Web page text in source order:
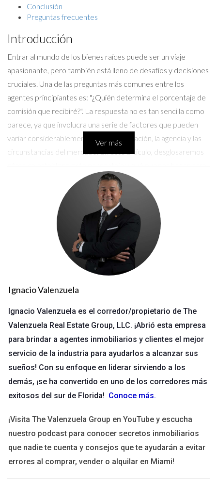
Conclusión
Preguntas frecuentes
Introducción
Entrar al mundo de los bienes raíces puede ser un viaje
apasionante, pero también está lleno de desafíos y decisiones
cruciales. Una de las preguntas más comunes entre los
agentes principiantes es: "¿Quién determina el porcentaje de
comisión que recibiré?". La respuesta no es tan sencilla como
parece, ya que involucra una serie de factores que pueden
variar considerablemente según la ubicación, la agencia y las
circunstancias del mercado. En este artículo, desglosaremos
asegurarte de que tu esfuerzo sea recompensado
¿Cómo se determina la comisión?
La comisión en el sector inmobiliario generalmente se
establece como un porcentaje del precio de venta de una
propiedad. Sin embargo, este porcentaje puede variar
ampliamente dependiendo de varios factores.
Factores influyentes en la comisión
Existen múltiples elementos que pueden influir en el
porcentaje de comisión que recibirá un agente principiante:
Ubicación:
Las comisiones pueden variar según el
estado o la ciudad. Por ejemplo, en áreas
metropolitanas donde los precios son más altos, es
común ver comisiones más bajas como porcentaje
debido a la competencia.
agentes novatos como incentivo para atraer talento.
Tipo de propiedad:La naturaleza del inmueble también
puede influir. Las propiedades comerciales suelen tener
Experiencia previa:Aunque seas un agente principiante,
Ver más
Ignacio Valenzuela
Ignacio Valenzuela es el corredor/propietario de The
Valenzuela Real Estate Group, LLC. ¡Abrió esta empresa
para brindar a agentes inmobiliarios y clientes el mejor
servicio de la industria para ayudarlos a alcanzar sus
sueños! Con su enfoque en liderar sirviendo a los
demás, ¡se ha convertido en uno de los corredores más
exitosos del sur de Florida! Conoce más.
¡Visita The Valenzuela Group en YouTube y escucha
nuestro podcast para conocer secretos inmobiliarios
que nadie te cuenta y consejos que te ayudarán a evitar
errores al comprar, vender o alquilar en Miami!